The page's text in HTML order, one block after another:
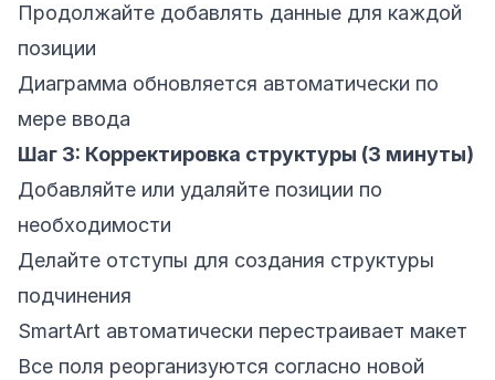
Продолжайте добавлять данные для каждой
позиции
Диаграмма обновляется автоматически по
мере ввода
Шаг 3: Корректировка структуры (3 минуты)
Добавляйте или удаляйте позиции по
необходимости
Делайте отступы для создания структуры
подчинения
SmartArt автоматически перестраивает макет
Все поля реорганизуются согласно новой